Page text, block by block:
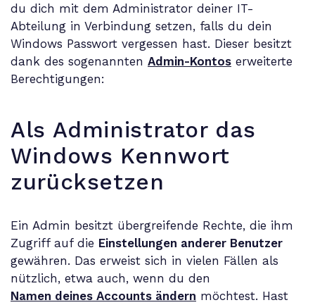
du dich mit dem Administrator deiner IT-
Abteilung in Verbindung setzen, falls du dein
Windows Passwort vergessen hast. Dieser besitzt
dank des sogenannten Admin-Kontos erweiterte
Berechtigungen:
Als Administrator das
Windows Kennwort
zurücksetzen
Ein Admin besitzt übergreifende Rechte, die ihm
Zugriff auf die Einstellungen anderer Benutzer
gewähren. Das erweist sich in vielen Fällen als
nützlich, etwa auch, wenn du den
Namen deines Accounts ändern möchtest. Hast